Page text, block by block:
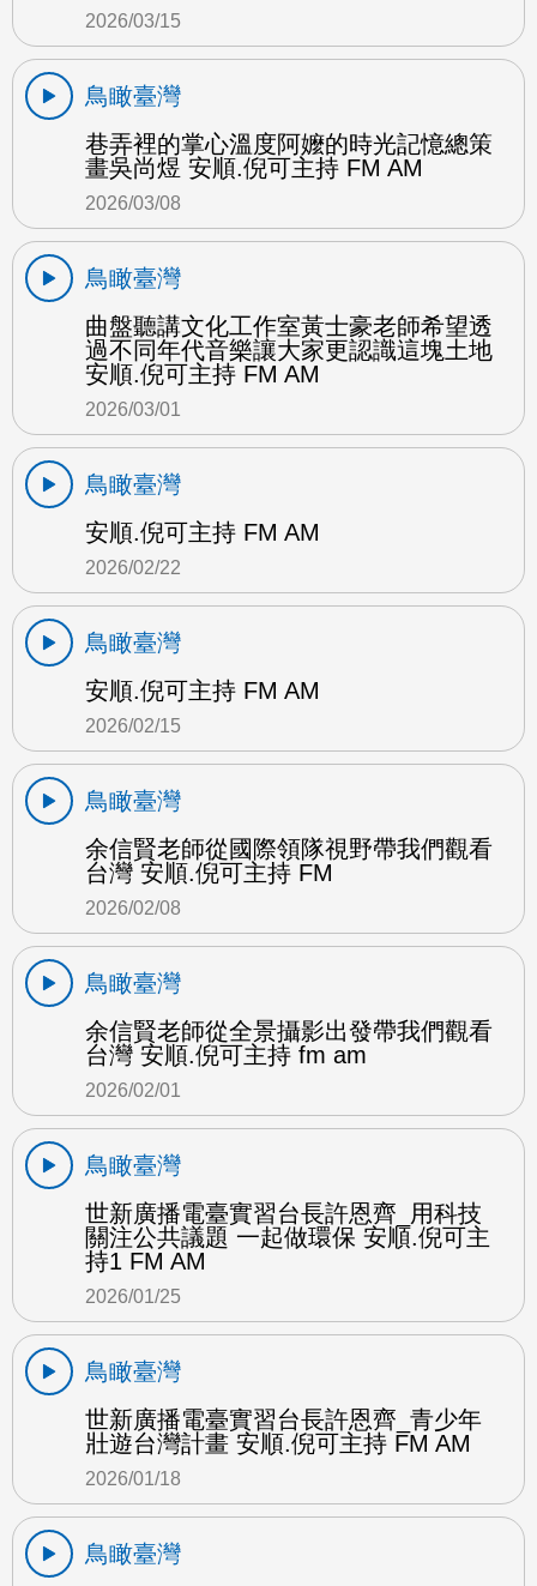
2026/03/15
鳥瞰臺灣
巷弄裡的掌心溫度阿嬤的時光記憶總策
畫吳尚煜 安順.倪可主持 FM AM
2026/03/08
鳥瞰臺灣
曲盤聽講文化工作室黃士豪老師希望透
過不同年代音樂讓大家更認識這塊土地
安順.倪可主持 FM AM
2026/03/01
鳥瞰臺灣
安順.倪可主持 FM AM
2026/02/22
鳥瞰臺灣
安順.倪可主持 FM AM
2026/02/15
鳥瞰臺灣
余信賢老師從國際領隊視野帶我們觀看
台灣 安順.倪可主持 FM
2026/02/08
鳥瞰臺灣
余信賢老師從全景攝影出發帶我們觀看
台灣 安順.倪可主持 fm am
2026/02/01
鳥瞰臺灣
世新廣播電臺實習台長許恩齊_用科技
關注公共議題 一起做環保 安順.倪可主
持1 FM AM
2026/01/25
鳥瞰臺灣
世新廣播電臺實習台長許恩齊_青少年
壯遊台灣計畫 安順.倪可主持 FM AM
2026/01/18
鳥瞰臺灣